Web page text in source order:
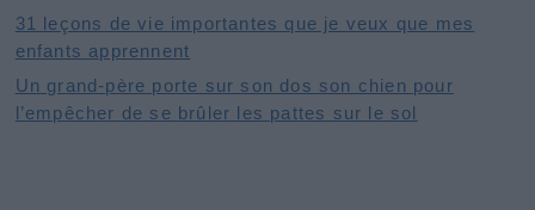
31 leçons de vie importantes que je veux que mes
enfants apprennent
Un grand-père porte sur son dos son chien pour
l’empêcher de se brûler les pattes sur le sol